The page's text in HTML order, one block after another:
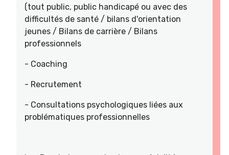
(tout public, public handicapé ou avec des
difficultés de santé / bilans d'orientation
jeunes / Bilans de carrière / Bilans
professionnels
- Coaching
- Recrutement
- Consultations psychologiques liées aux
problématiques professionnelles